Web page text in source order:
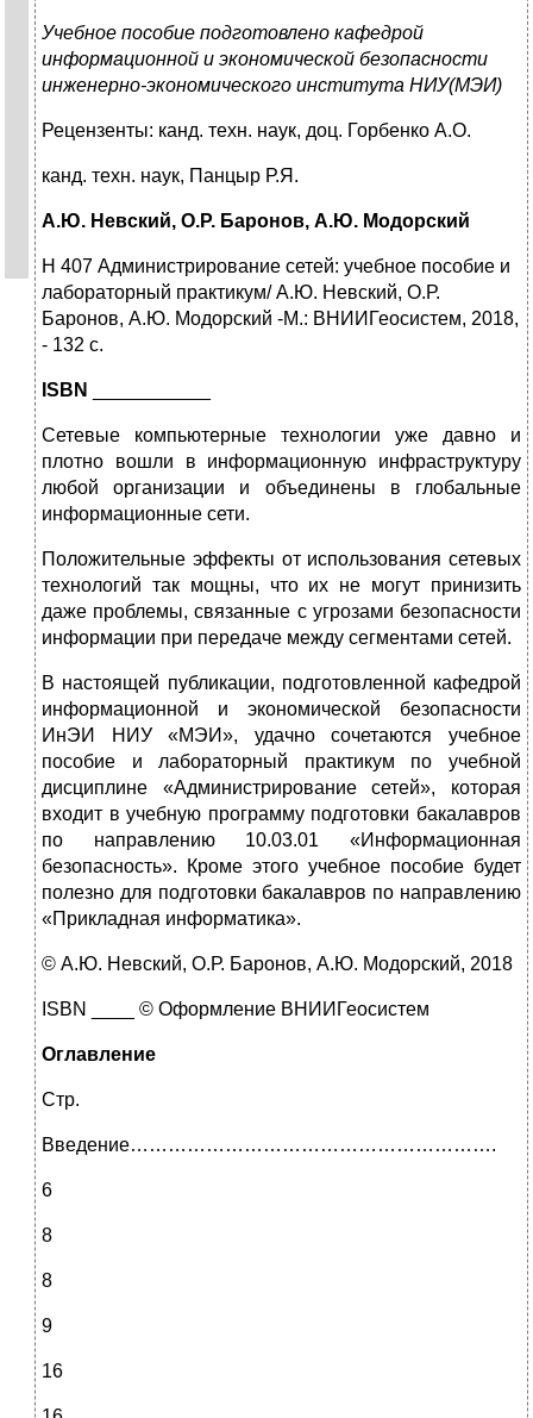
Учебное пособие подготовлено кафедрой
информационной и экономической безопасности
инженерно-экономического института НИУ(МЭИ)
Рецензенты: канд. техн. наук, доц. Горбенко А.О.
канд. техн. наук, Панцыр Р.Я.
А.Ю. Невский, О.Р. Баронов, А.Ю. Модорский
Н 407 Администрирование сетей: учебное пособие и
лабораторный практикум/ А.Ю. Невский, О.Р.
Баронов, А.Ю. Модорский -М.: ВНИИГеосистем, 2018,
- 132 с.
ISBN
Сетевые компьютерные технологии уже давно и
плотно вошли в информационную инфраструктуру
любой организации и объединены в глобальные
информационные сети.
Положительные эффекты от использования сетевых
технологий так мощны, что их не могут принизить
даже проблемы, связанные с угрозами безопасности
информации при передаче между сегментами сетей.
В настоящей публикации, подготовленной кафедрой
информационной и экономической безопасности
ИнЭИ НИУ «МЭИ», удачно сочетаются учебное
пособие и лабораторный практикум по учебной
дисциплине «Администрирование сетей», которая
входит в учебную программу подготовки бакалавров
по направлению 10.03.01 «Информационная
безопасность». Кроме этого учебное пособие будет
полезно для подготовки бакалавров по направлению
«Прикладная информатика».
© А.Ю. Невский, О.Р. Баронов, А.Ю. Модорский, 2018
ISBN ____ © Оформление ВНИИГеосистем
Оглавление
Стр.
Введение………………………………………………….
6
8
8
9
16